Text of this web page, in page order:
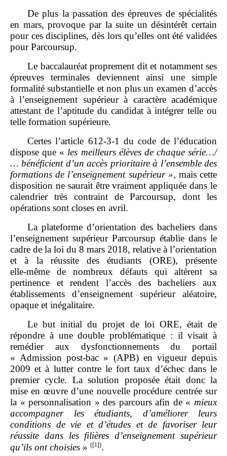
De plus la passation des épreuves de spécialités
en mars, provoque par la suite un désintérêt certain
pour ces disciplines, dès lors qu’elles ont été validées
pour Parcoursup.
Le baccalauréat proprement dit et notamment ses
épreuves terminales deviennent ainsi une simple
formalité substantielle et non plus un examen d’accès
à l’enseignement supérieur à caractère académique
attestant de l’aptitude du candidat à intégrer telle ou
telle formation supérieure.
Certes l’article 612‑3‑1 du code de l’éducation
dispose que « les meilleurs élèves de chaque série…/
… bénéficient d’un accès prioritaire à l’ensemble des
formations de l’enseignement supérieur », mais cette
disposition ne saurait être vraiment appliquée dans le
calendrier très contraint de Parcoursup, dont les
opérations sont closes en avril.
La plateforme d’orientation des bacheliers dans
l’enseignement supérieur Parcoursup établie dans le
cadre de la loi du 8 mars 2018, relative à l’orientation
et à la réussite des étudiants (ORE), présente
elle‑même de nombreux défauts qui altèrent sa
pertinence et rendent l’accès des bacheliers aux
établissements d’enseignement supérieur aléatoire,
opaque et inégalitaire.
Le but initial du projet de loi ORE, était de
répondre à une double problématique : il visait à
remédier aux dysfonctionnements du portail
« Admission post‑bac » (APB) en vigueur depuis
2009 et à lutter contre le fort taux d’échec dans le
premier cycle. La solution proposée était donc la
mise en œuvre d’une nouvelle procédure centrée sur
la « personnalisation » des parcours afin de « mieux
accompagner les étudiants, d’améliorer leurs
conditions de vie et d’études et de favoriser leur
réussite dans les filières d’enseignement supérieur
qu’ils ont choisies » ([1]).